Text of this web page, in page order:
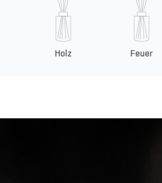
Holz Feuer